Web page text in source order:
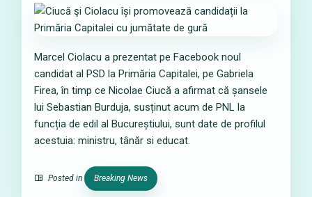
Marcel Ciolacu a prezentat pe Facebook noul
candidat al PSD la Primăria Capitalei, pe Gabriela
Firea, în timp ce Nicolae Ciucă a afirmat că șansele
lui Sebastian Burduja, susținut acum de PNL la
funcția de edil al Bucureștiului, sunt date de profilul
acestuia: ministru, tânăr si educat.
Posted in Breaking News